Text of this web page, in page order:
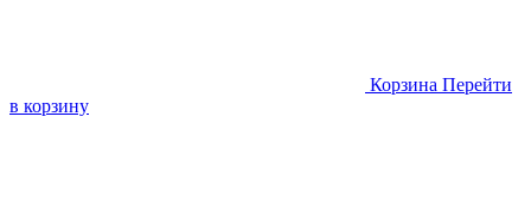
Корзина Перейти
в корзину